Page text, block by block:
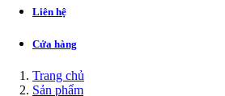
Liên hệ
Cửa hàng
Trang chủ
Sản phẩm